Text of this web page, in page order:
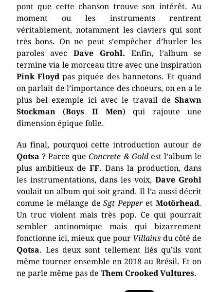
pont que cette chanson trouve son intérêt. Au
moment ou les instruments rentrent
véritablement, notamment les claviers qui sont
très bons. On ne peut s’empêcher d’hurler les
paroles avecDave Grohl. Enfin, l’album se
termine via le morceau titre avec une inspiration
Pink Floydpas piquée des hannetons. Et quand
on parlait de l’importance des choeurs, on en a le
plus bel exemple ici avec le travail deShawn
Stockman(Boys II Men) qui rajoute une
dimension épique folle.
Au final, pourquoi cette introduction autour de
Qotsa ? Parce queConcrete & Goldest l’album le
plus ambitieux de FF. Dans la production, dans
les instrumentations, dans les voix,Dave Grohl
voulait un album qui soit grand. Il l’a aussi décrit
comme le mélange deSgt PepperetMotörhead.
Un truc violent mais très pop. Ce qui pourrait
sembler antinomique mais qui bizarrement
fonctionne ici, mieux que pour Villains du côté de
Qotsa. Les deux sont tellement liés qu’ils vont
même tourner ensemble en 2018 au Brésil. Et on
ne parle même pas de Them Crooked Vultures.